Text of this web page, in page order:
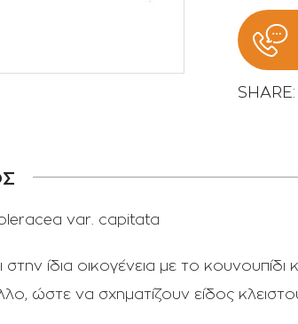
SHARE:
var. capitata
ίδια οικογένεια με το
ώστε να σχηματίζουν είδος